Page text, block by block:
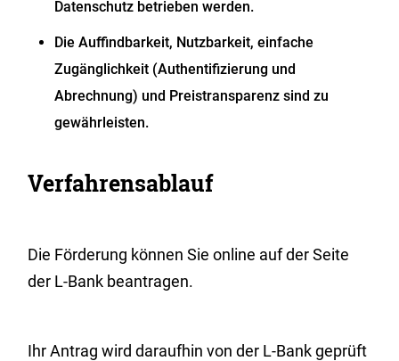
Datenschutz betrieben werden.
Die Auffindbarkeit, Nutzbarkeit, einfache
Zugänglichkeit (Authentifizierung und
Abrechnung) und Preistransparenz sind zu
gewährleisten.
Verfahrensablauf
Die Förderung können Sie online auf der Seite
der L-Bank beantragen.
Ihr Antrag wird daraufhin von der L-Bank geprüft